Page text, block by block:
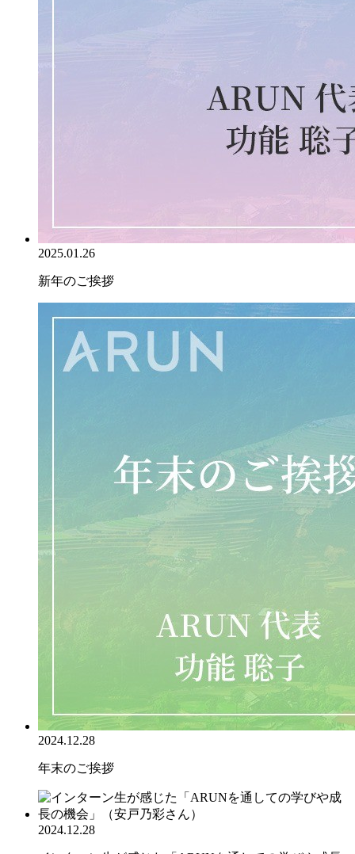
2025.01.26
新年のご挨拶
2024.12.28
年末のご挨拶
2024.12.28